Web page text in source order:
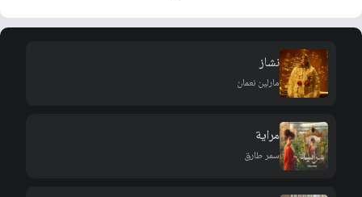
نشاز
مارلين نعمان
مراية
سمر طارق